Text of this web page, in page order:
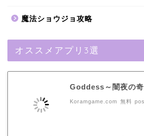
魔法ショウジョ攻略
オススメアプリ3選
Goddess～闇夜の奇
Koramgame.com 無料